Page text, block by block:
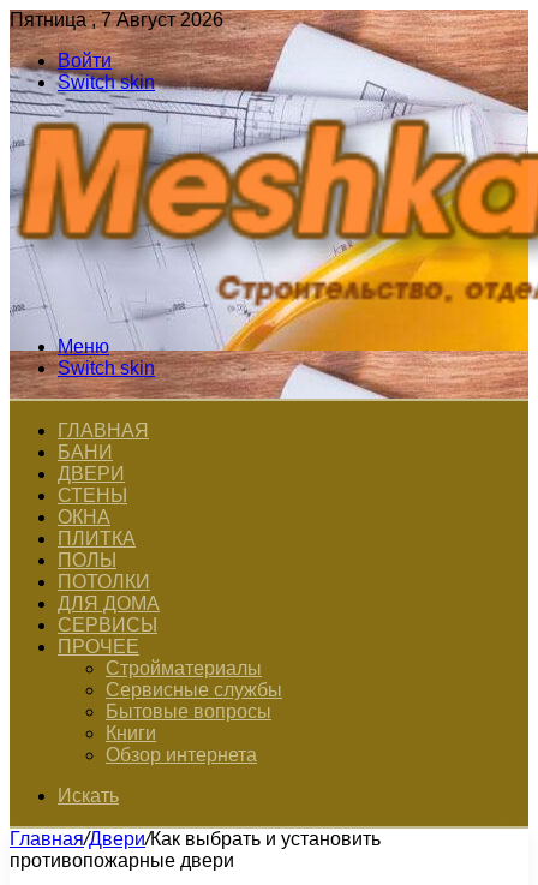
Пятница , 7 Август 2026
Войти
Switch skin
Меню
Switch skin
ГЛАВНАЯ
БАНИ
ДВЕРИ
СТЕНЫ
ОКНА
ПЛИТКА
ПОЛЫ
ПОТОЛКИ
ДЛЯ ДОМА
СЕРВИСЫ
ПРОЧЕЕ
Стройматериалы
Сервисные службы
Бытовые вопросы
Книги
Обзор интернета
Искать
Главная/Двери/Как выбрать и установить
противопожарные двери